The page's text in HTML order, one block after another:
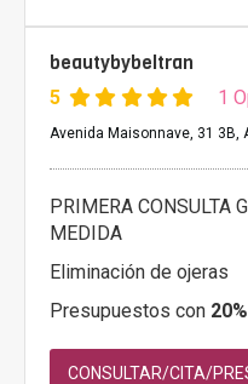
beautybybeltran
5 1
Avenida Maisonnave, 31 3B,
PRIMERA CONSULTA
MEDIDA
Eliminación de ojeras
Presupuestos con
CONSULTAR/CITA/